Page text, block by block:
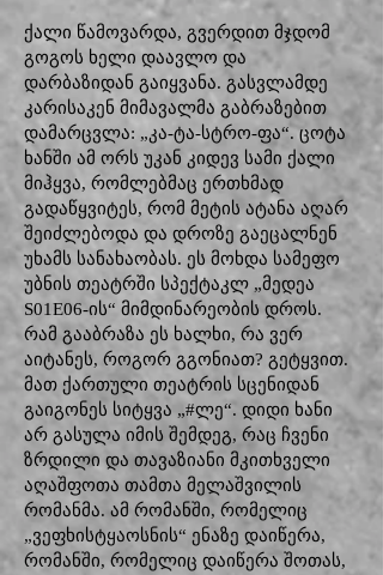
ქალი წამოვარდა, გვერდით მჯდომ
გოგოს ხელი დაავლო და
დარბაზიდან გაიყვანა. გასვლამდე
კარისაკენ მიმავალმა გაბრაზებით
დამარცვლა: „კა-ტა-სტრო-ფა“. ცოტა
ხანში ამ ორს უკან კიდევ სამი ქალი
მიჰყვა, რომლებმაც ერთხმად
გადაწყვიტეს, რომ მეტის ატანა აღარ
შეიძლებოდა და დროზე გაეცალნენ
უხამს სანახაობას. ეს მოხდა სამეფო
უბნის თეატრში სპექტაკლ „მედეა
S01E06-ის“ მიმდინარეობის დროს.
რამ გააბრაზა ეს ხალხი, რა ვერ
აიტანეს, როგორ გგონიათ? გეტყვით.
მათ ქართული თეატრის სცენიდან
გაიგონეს სიტყვა „#ლე“. დიდი ხანი
არ გასულა იმის შემდეგ, რაც ჩვენი
ზრდილი და თავაზიანი მკითხველი
აღაშფოთა თამთა მელაშვილის
რომანმა. ამ რომანში, რომელიც
„ვეფხისტყაოსნის“ ენაზე დაიწერა,
რომანში, რომელიც დაიწერა შოთას,